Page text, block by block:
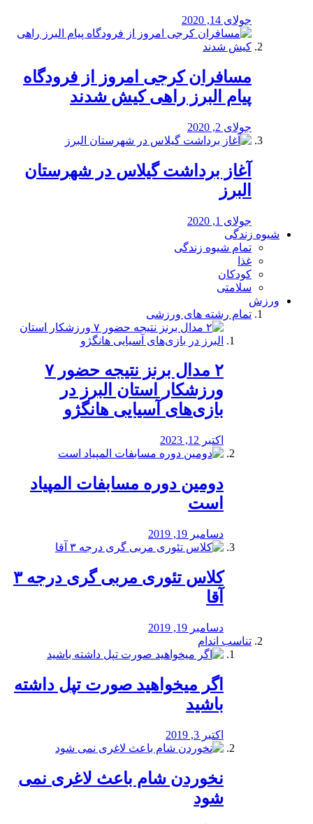
جولای 14, 2020
مسافران کرجی امروز از فرودگاه
پیام البرز راهی کیش شدند
جولای 2, 2020
آغاز برداشت گیلاس در شهرستان
البرز
جولای 1, 2020
شیوه زندگی
تمام شیوه زندگی
غذا
کودکان
سلامتی
ورزش
تمام رشته های ورزشی
۲ مدال برنز نتیجه حضور ۷
ورزشکار استان البرز در
بازی‌های آسیایی هانگژو
اکتبر 12, 2023
دومین دوره مسابفات المپیاد
است
دسامبر 19, 2019
کلاس تئوری مربی گری درجه ۳
آقا
دسامبر 19, 2019
تناسب اندام
اگر میخواهید صورت تپل داشته
باشید
اکتبر 3, 2019
نخوردن شام باعث لاغری نمی
‌شود